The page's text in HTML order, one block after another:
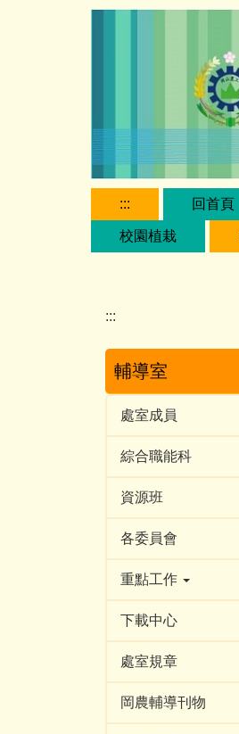
::: 回首頁
校園植栽
:::
輔導室
處室成員
綜合職能科
資源班
各委員會
重點工作
下載中心
處室規章
岡農輔導刊物